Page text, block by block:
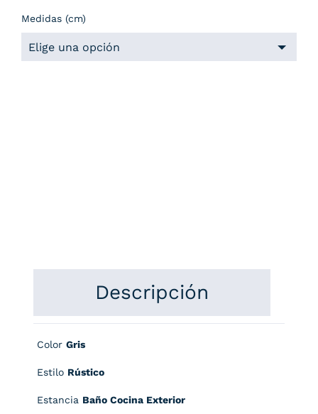
Medidas (cm)
Descripción
Color Gris
Estilo Rústico
Estancia Baño Cocina Exterior